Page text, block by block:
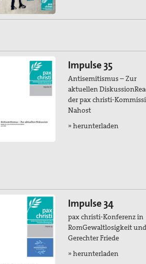
Impulse 35
Antisemitismus – Zur
aktuellen
der pax christi-
Nahost
» herunterladen
Impulse 34
pax christi-Konferenz in
RomGewaltlosigkeit und
Gerechter Friede
» herunterladen